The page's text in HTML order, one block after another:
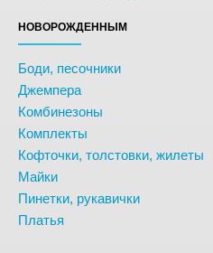
НОВОРОЖДЕННЫМ
Боди, песочники
Джемпера
Комбинезоны
Комплекты
Кофточки, толстовки, жилеты
Майки
Пинетки, рукавички
Платья